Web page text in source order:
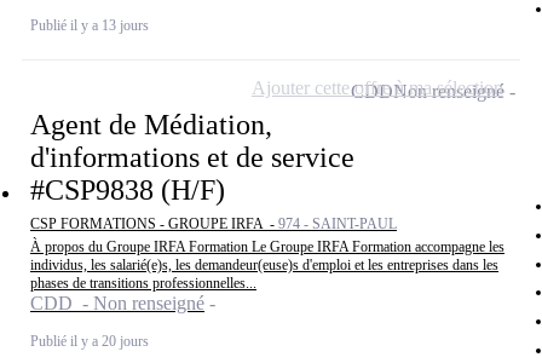
Publié il y a 13 jours
Agent de Médiation,
d'informations et de service
#CSP9838 (H/F)
CSP FORMATIONS - GROUPE IRFA - 974 - SAINT-PAUL
À propos du Groupe IRFA Formation Le Groupe IRFA Formation accompagne les
individus, les salarié(e)s, les demandeur(euse)s d'emploi et les entreprises dans les
phases de transitions professionnelles...
CDD - Non renseigné
Publié il y a 20 jours
CDDNon renseigné
Ajouter cette offre à ma sélection